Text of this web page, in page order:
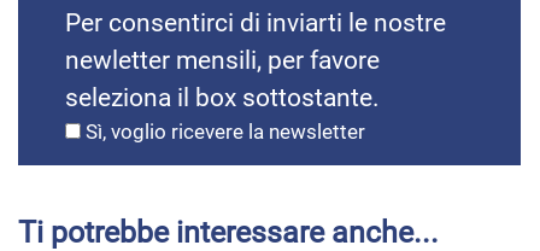
Per consentirci di inviarti le nostre
newletter mensili, per favore
seleziona il box sottostante.
Sì, voglio ricevere la newsletter
Ti potrebbe interessare anche...